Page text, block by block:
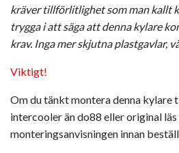
kräver tillförlitlighet som man kallt
trygga i att säga att denna kylare
krav. Inga mer skjutna plastgavlar,
Viktigt!
Om du tänkt montera denna kylare
intercooler än do88 eller original läs
monteringsanvisningen innan